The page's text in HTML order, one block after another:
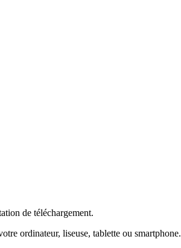
de téléchargement.
ordinateur, liseuse, tablette ou smartphone.